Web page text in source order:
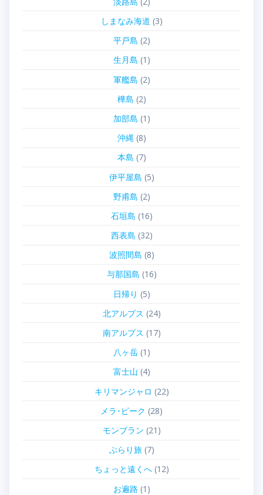
しまなみ海道 (3)
平戸島 (2)
生月島 (1)
軍艦島 (2)
樺島 (2)
加部島 (1)
沖縄(8)
本島 (7)
伊平屋島 (5)
野甫島 (2)
石垣島 (16)
西表島 (32)
波照間島 (8)
与那国島 (16)
日帰り (5)
北アルプス (24)
南アルプス (17)
八ヶ岳(1)
富士山 (4)
キリマンジャロ (22)
メラ･ピーク (28)
モンブラン (21)
ぶらり旅(7)
ちょっと遠くへ(12)
お遍路 (1)